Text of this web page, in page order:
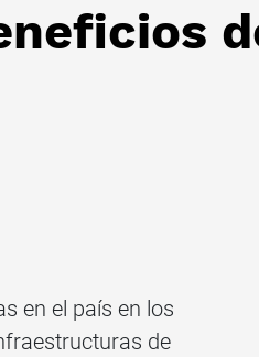
en el país en los
de